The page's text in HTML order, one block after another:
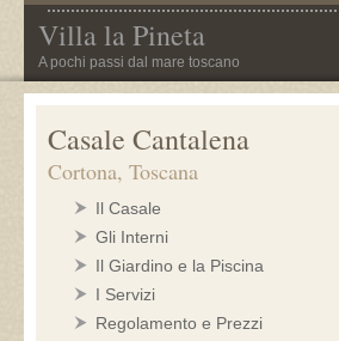
Villa la Pineta
A pochi passi dal mare toscano
Casale Cantalena
Cortona, Toscana
Il Casale
Gli Interni
Il Giardino e la Piscina
I Servizi
Regolamento e Prezzi